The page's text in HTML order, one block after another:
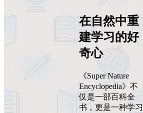
在自然中重
建学习的好
奇心
《Super Nature
Encyclopedia》不
仅是一部百科全
书，更是一种学习